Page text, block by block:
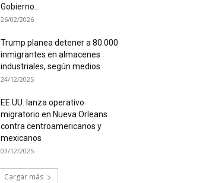
Gobierno...
26/02/2026
Trump planea detener a 80.000
inmigrantes en almacenes
industriales, según medios
24/12/2025
EE.UU. lanza operativo
migratorio en Nueva Orleans
contra centroamericanos y
mexicanos
03/12/2025
Cargar más